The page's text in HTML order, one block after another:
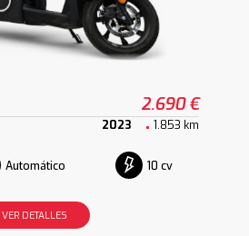
2.690 €
2023 1.853 km
Automático 10 cv
VER DETALLES